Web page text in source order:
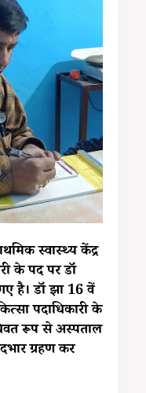
स्वास्थ्य केंद्र
के पद पर डॉ
है। डॉ झा 16 वें
पदाधिकारी के
रूप से अस्पताल
ग्रहण कर